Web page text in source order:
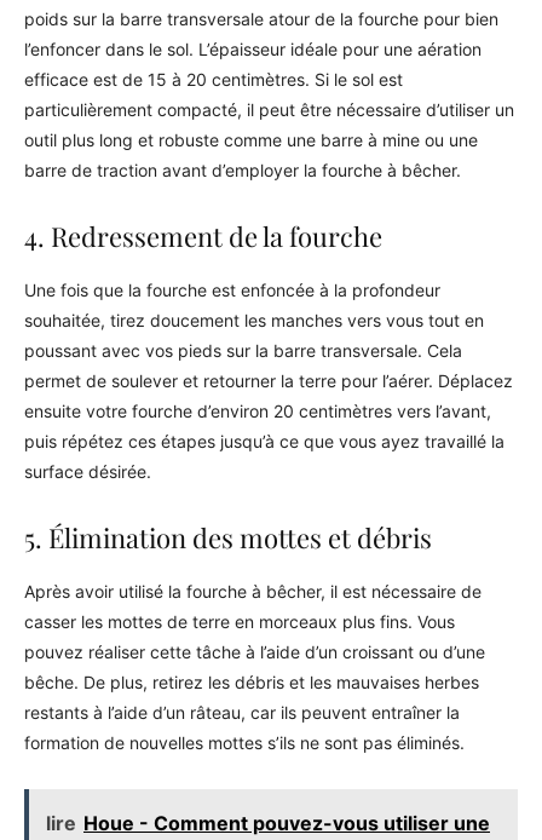
poids sur la barre transversale atour de la fourche pour bien
l’enfoncer dans le sol. L’épaisseur idéale pour une aération
efficace est de 15 à 20 centimètres. Si le sol est
particulièrement compacté, il peut être nécessaire d’utiliser un
outil plus long et robuste comme une barre à mine ou une
barre de traction avant d’employer la fourche à bêcher.
4. Redressement de la fourche
Une fois que la fourche est enfoncée à la profondeur
souhaitée, tirez doucement les manches vers vous tout en
poussant avec vos pieds sur la barre transversale. Cela
permet de soulever et retourner la terre pour l’aérer. Déplacez
ensuite votre fourche d’environ 20 centimètres vers l’avant,
puis répétez ces étapes jusqu’à ce que vous ayez travaillé la
surface désirée.
5. Élimination des mottes et débris
Après avoir utilisé la fourche à bêcher, il est nécessaire de
casser les mottes de terre en morceaux plus fins. Vous
pouvez réaliser cette tâche à l’aide d’un croissant ou d’une
bêche. De plus, retirez les débris et les mauvaises herbes
restants à l’aide d’un râteau, car ils peuvent entraîner la
formation de nouvelles mottes s’ils ne sont pas éliminés.
lire Houe - Comment pouvez-vous utiliser une